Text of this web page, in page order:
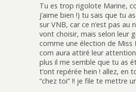
Tu es trop rigolote Marine,
j’aime bien !) tu sais que tu
sur VNB, car ce n’est pas au
vont choisir, mais selon leur
comme une élection de Miss
com aura attiré leur
plus il me semble que tu as
t’ont repérée hein ! allez, en
“chez toi” !! je file te mettre